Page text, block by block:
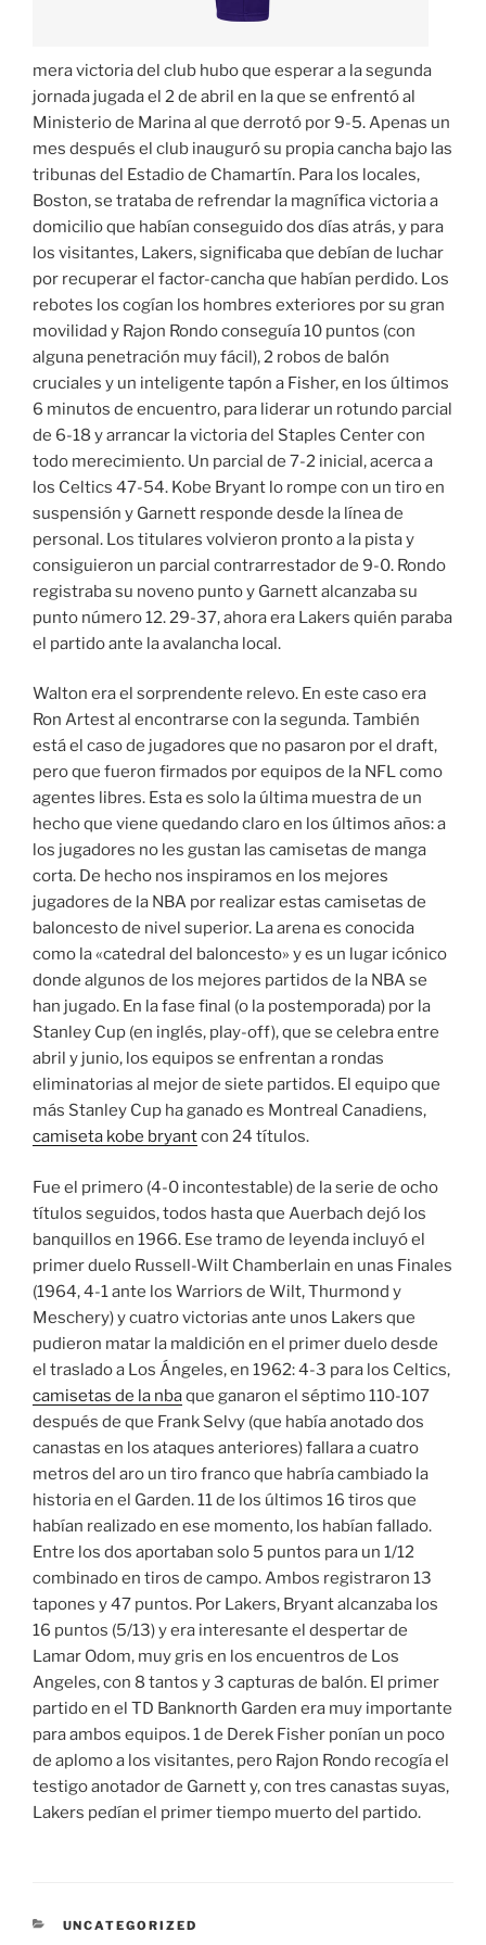
mera victoria del club hubo que esperar a la segunda
jornada jugada el 2 de abril en la que se enfrentó al
Ministerio de Marina al que derrotó por 9-5. Apenas un
mes después el club inauguró su propia cancha bajo las
tribunas del Estadio de Chamartín. Para los locales,
Boston, se trataba de refrendar la magnífica victoria a
domicilio que habían conseguido dos días atrás, y para
los visitantes, Lakers, significaba que debían de luchar
por recuperar el factor-cancha que habían perdido. Los
rebotes los cogían los hombres exteriores por su gran
movilidad y Rajon Rondo conseguía 10 puntos (con
alguna penetración muy fácil), 2 robos de balón
cruciales y un inteligente tapón a Fisher, en los últimos
6 minutos de encuentro, para liderar un rotundo parcial
de 6-18 y arrancar la victoria del Staples Center con
todo merecimiento. Un parcial de 7-2 inicial, acerca a
los Celtics 47-54. Kobe Bryant lo rompe con un tiro en
suspensión y Garnett responde desde la línea de
personal. Los titulares volvieron pronto a la pista y
consiguieron un parcial contrarrestador de 9-0. Rondo
registraba su noveno punto y Garnett alcanzaba su
punto número 12. 29-37, ahora era Lakers quién paraba
el partido ante la avalancha local.
Walton era el sorprendente relevo. En este caso era
Ron Artest al encontrarse con la segunda. También
está el caso de jugadores que no pasaron por el draft,
pero que fueron firmados por equipos de la NFL como
agentes libres. Esta es solo la última muestra de un
hecho que viene quedando claro en los últimos años: a
los jugadores no les gustan las camisetas de manga
corta. De hecho nos inspiramos en los mejores
jugadores de la NBA por realizar estas camisetas de
baloncesto de nivel superior. La arena es conocida
como la «catedral del baloncesto» y es un lugar icónico
donde algunos de los mejores partidos de la NBA se
han jugado. En la fase final (o la postemporada) por la
Stanley Cup (en inglés, play-off), que se celebra entre
abril y junio, los equipos se enfrentan a rondas
eliminatorias al mejor de siete partidos. El equipo que
más Stanley Cup ha ganado es Montreal Canadiens,
camiseta kobe bryantcon 24 títulos.
Fue el primero (4-0 incontestable) de la serie de ocho
títulos seguidos, todos hasta que Auerbach dejó los
banquillos en 1966. Ese tramo de leyenda incluyó el
primer duelo Russell-Wilt Chamberlain en unas Finales
(1964, 4-1 ante los Warriors de Wilt, Thurmond y
Meschery) y cuatro victorias ante unos Lakers que
pudieron matar la maldición en el primer duelo desde
el traslado a Los Ángeles, en 1962: 4-3 para los Celtics,
camisetas de la nbaque ganaron el séptimo 110-107
después de que Frank Selvy (que había anotado dos
canastas en los ataques anteriores) fallara a cuatro
metros del aro un tiro franco que habría cambiado la
historia en el Garden. 11 de los últimos 16 tiros que
habían realizado en ese momento, los habían fallado.
Entre los dos aportaban solo 5 puntos para un 1/12
combinado en tiros de campo. Ambos registraron 13
tapones y 47 puntos. Por Lakers, Bryant alcanzaba los
16 puntos (5/13) y era interesante el despertar de
Lamar Odom, muy gris en los encuentros de Los
Angeles, con 8 tantos y 3 capturas de balón. El primer
partido en el TD Banknorth Garden era muy importante
para ambos equipos. 1 de Derek Fisher ponían un poco
de aplomo a los visitantes, pero Rajon Rondo recogía el
testigo anotador de Garnett y, con tres canastas suyas,
Lakers pedían el primer tiempo muerto del partido.
CATEGORÍAS
UNCATEGORIZED